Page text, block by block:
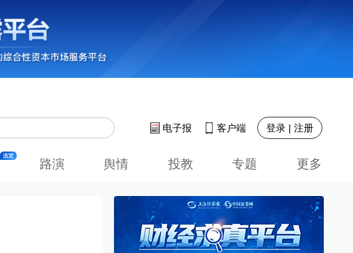
电子报 客户端 登录 | 注册
路演 舆情 投教 专题 更多